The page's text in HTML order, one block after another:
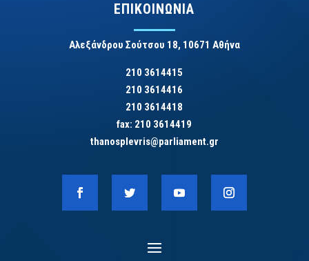
ΕΠΙΚΟΙΝΩΝΙΑ
Αλεξάνδρου Σούτσου 18, 10671 Αθήνα
210 3614415
210 3614416
210 3614418
fax: 210 3614419
thanosplevris@parliament.gr